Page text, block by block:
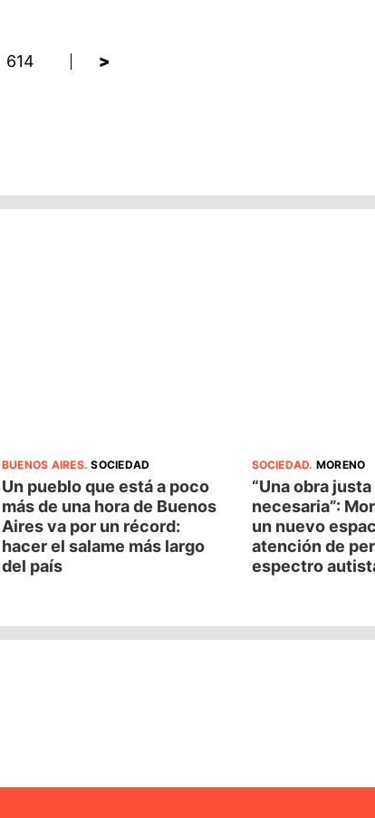
614 >
BUENOS AIRES.SOCIEDAD
Un pueblo que está a poco
más de una hora de Buenos
Aires va por un récord:
hacer el salame más largo
del país
SOCIEDAD. MORENO
“Una obra justa
necesaria”:
un nuevo
atención de
espectro